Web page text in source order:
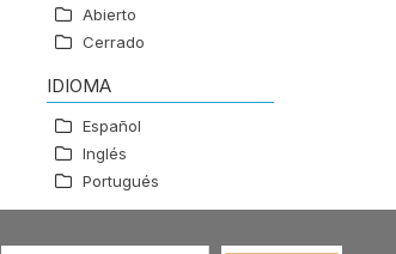
Abierto
Cerrado
IDIOMA
Español
Inglés
Portugués